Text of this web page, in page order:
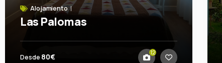
Alojamiento
Las Palomas
Desde 80€ 12